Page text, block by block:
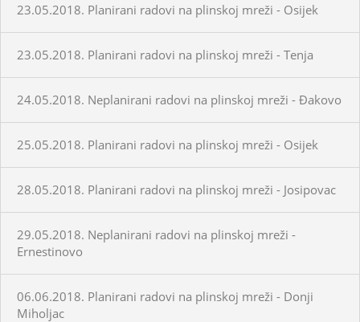
23.05.2018. Planirani radovi na plinskoj mreži - Osijek
23.05.2018. Planirani radovi na plinskoj mreži - Tenja
24.05.2018. Neplanirani radovi na plinskoj mreži - Đakovo
25.05.2018. Planirani radovi na plinskoj mreži - Osijek
28.05.2018. Planirani radovi na plinskoj mreži - Josipovac
29.05.2018. Neplanirani radovi na plinskoj mreži -
Ernestinovo
06.06.2018. Planirani radovi na plinskoj mreži - Donji
Miholjac